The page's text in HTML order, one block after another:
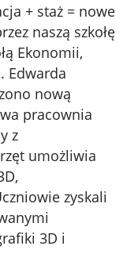
+ staż = nowe
naszą szkołę
Ekonomii,
Edwarda
nową
pracownia
z
umożliwia
zyskali
3D i